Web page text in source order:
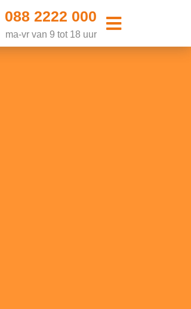
088 2222 000
ma-vr van 9 tot 18 uur